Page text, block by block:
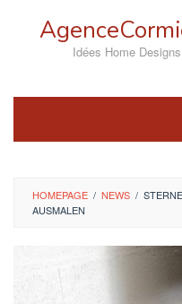
Idées Home
HOMEPAGE / NEWS /
AUSMALEN